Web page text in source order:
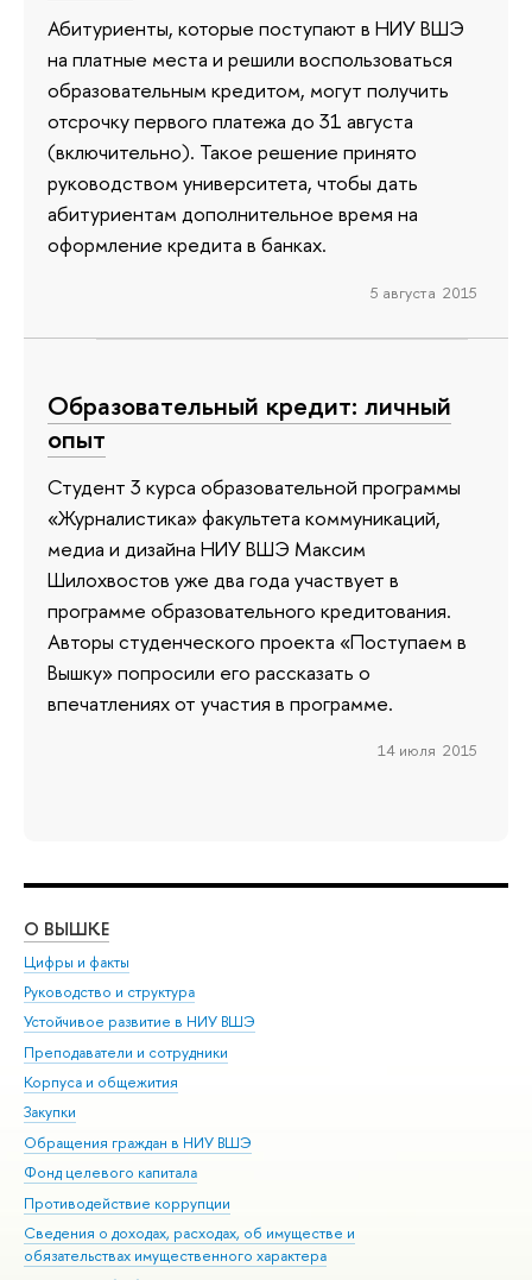
Абитуриенты, которые поступают в НИУ ВШЭ
на платные места и решили воспользоваться
образовательным кредитом, могут получить
отсрочку первого платежа до 31 августа
(включительно). Такое решение принято
руководством университета, чтобы дать
абитуриентам дополнительное время на
оформление кредита в банках.
5 августа 2015
Образовательный кредит: личный
опыт
Студент 3 курса образовательной программы
«Журналистика» факультета коммуникаций,
медиа и дизайна НИУ ВШЭ Максим
Шилохвостов уже два года участвует в
программе образовательного кредитования.
Авторы студенческого проекта «Поступаем в
Вышку» попросили его рассказать о
впечатлениях от участия в программе.
14 июля 2015
О ВЫШКЕ
Цифры и факты
Руководство и структура
Устойчивое развитие в НИУ ВШЭ
Преподаватели и сотрудники
Корпуса и общежития
Закупки
Обращения граждан в НИУ ВШЭ
Фонд целевого капитала
Противодействие коррупции
Сведения о доходах, расходах, об имуществе и
обязательствах имущественного характера